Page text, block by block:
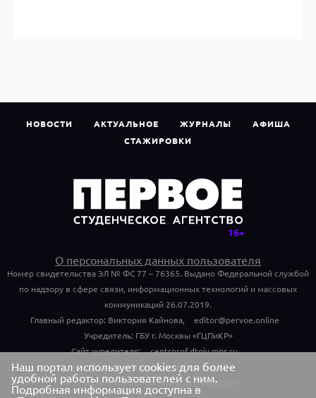
НОВОСТИ АКТУАЛЬНОЕ ЖУРНАЛЫ
АФИША
СТАЖИРОВКИ
О персональных данных пользователя
Номер свидетельства ЭЛ № ФС 77 – 76365. Выдано Федеральной службой
по надзору в сфере связи, информационных технологий и массовых
коммуникаций 26.07.2019.
Главный редактор: Виктория Кайнова,
editor@pervoe.online
Учредитель: ГБУ г. Москвы «ГЦПиКР»
Сайт учредителя:
centrprof.dtoiv.mos.ru
Обращения граждан учредителю:
centrprof.dtoiv.mos.ru/public_reception/
Наш портал использует cookies для более
удобной работы пользователей с ним.
Подробная информация доступна в